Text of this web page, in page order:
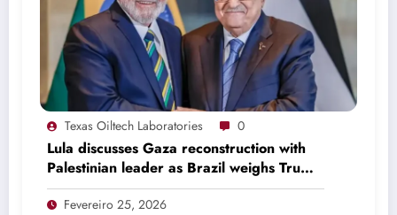
Texas Oiltech Laboratories 0
Lula discusses Gaza reconstruction with
Palestinian leader as Brazil weighs Trump
invitation
Fevereiro 25, 2026